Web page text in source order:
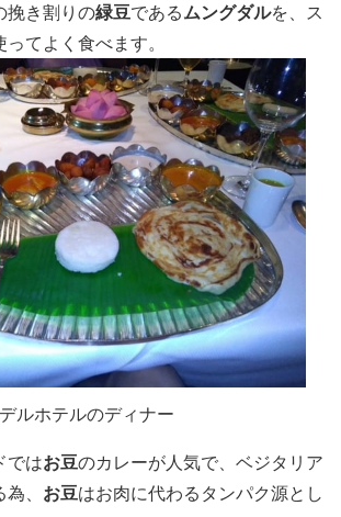
挽き割りの緑豆であるムングダルを、ス
てよく食べます。
ルホテルのディナー
ではお豆のカレーが人気で、ベジタリア
、 お豆はお肉に代わるタンパク源とし